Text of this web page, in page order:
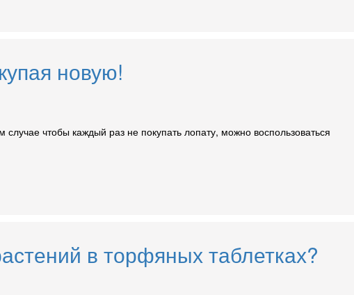
новую!
чтобы каждый раз не покупать лопату, можно воспользоваться
в торфяных таблетках?